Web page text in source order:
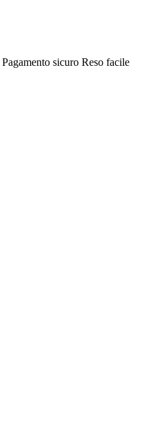
Pagamento sicuro Reso facile